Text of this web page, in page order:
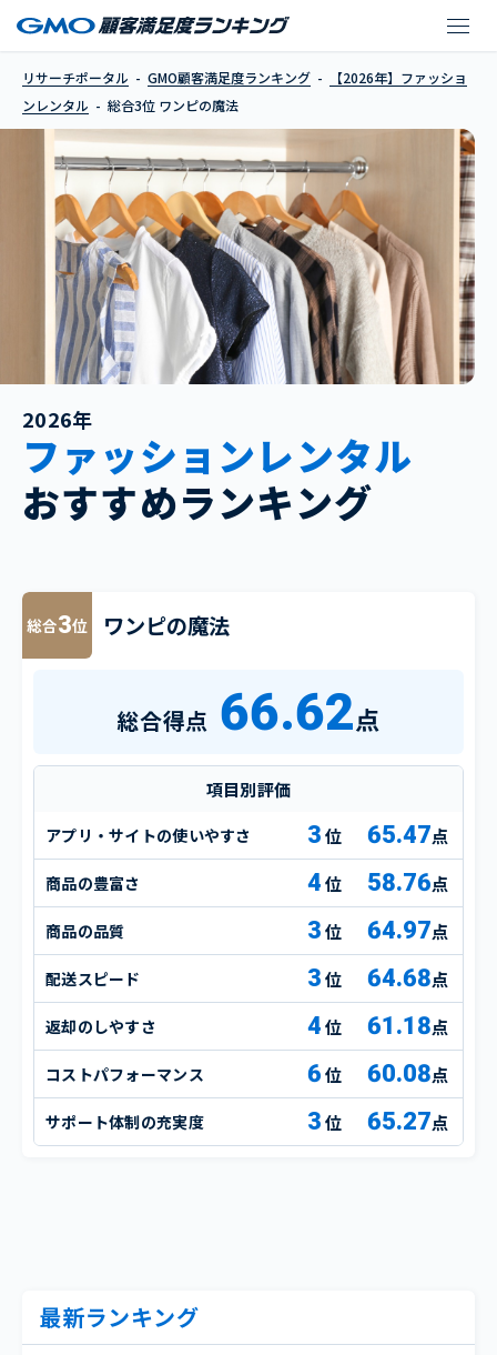
リサーチポータル GMO顧客満足度ランキング
【2026年】ファッショ
ンレンタル
総合3位 ワンピの魔法
2026年
ファッションレンタル
おすすめランキング
総合3位 ワンピの魔法
総合得点 66.62点
項目別評価
アプリ・サイトの使いやすさ 3 65.47点
商品の豊富さ 4 58.76点
商品の品質 3 64.97点
配送スピード 3 64.68点
返却のしやすさ 4 61.18点
コストパフォーマンス 6 60.08点
サポート体制の充実度 3 65.27点
最新ランキング